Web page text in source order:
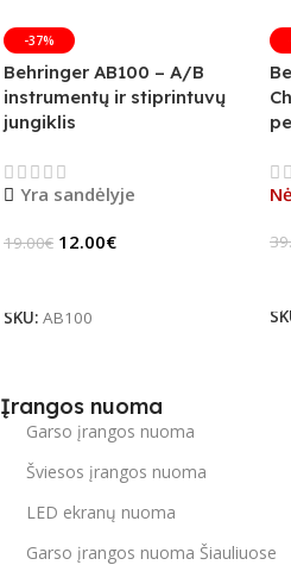
-37%
Behringer AB100 – A/B
instrumentų ir stiprintuvų
jungiklis
Yra sandėlyje
19.00€ 12.00€
SKU: AB100
Įrangos nuoma
Garso įrangos nuoma
Šviesos įrangos nuoma
LED ekranų nuoma
Garso įrangos nuoma Šiauliuose